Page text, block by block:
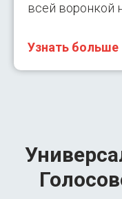
всей воронкой
Узнать больше